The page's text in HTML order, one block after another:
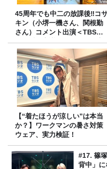
45周年でも中二の放課後‼コ
キン（小堺一機さん、関根勤
さん）コメント出演＜TBSラ
ジオ番組審議会からのご報告
＞
【“着たほうが涼しい”は本当
か？】ワークマンの暑さ対策
ウェア、実力検証！
#17. 篠
背中」